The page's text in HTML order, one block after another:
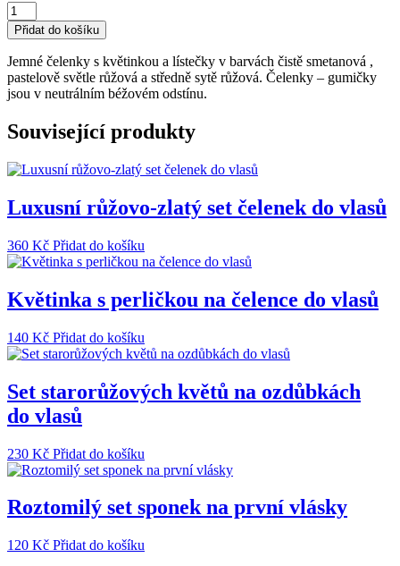
Čelenka
pro
miminko
s
kvítky
a
lístečky
množství
Přidat do košíku
Jemné čelenky s květinkou a lístečky v barvách čistě smetanová ,
pastelově světle růžová a středně sytě růžová. Čelenky – gumičky
jsou v neutrálním béžovém odstínu.
Související produkty
Luxusní růžovo-zlatý set čelenek do vlasů
360 Kč Přidat do košíku
Květinka s perličkou na čelence do vlasů
140 Kč Přidat do košíku
Set starorůžových květů na ozdůbkách
do vlasů
230 Kč Přidat do košíku
Roztomilý set sponek na první vlásky
120 Kč Přidat do košíku